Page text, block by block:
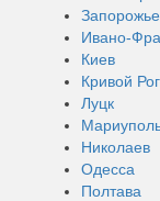
Запорожье
Ивано-
Киев
Кривой Рог
Луцк
Николаев
Одесса
Полтава